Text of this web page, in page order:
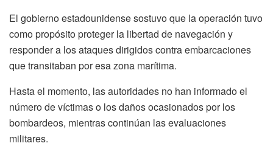
El gobierno estadounidense sostuvo que la operación tuvo
como propósito proteger la libertad de navegación y
responder a los ataques dirigidos contra embarcaciones
que transitaban por esa zona marítima.
Hasta el momento, las autoridades no han informado el
número de víctimas o los daños ocasionados por los
bombardeos, mientras continúan las evaluaciones
militares.